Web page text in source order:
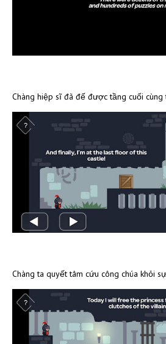
Chàng hiệp sĩ đã đế được tầng cuối
Chàng ta quyết tâm cứu công chúa khỏi